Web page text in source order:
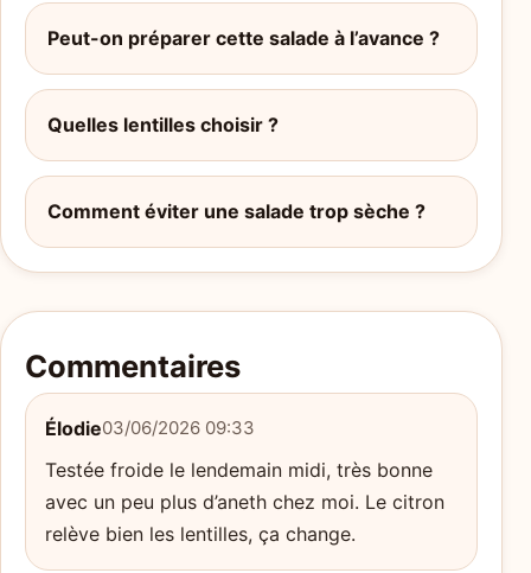
Peut-on préparer cette salade à l’avance ?
Quelles lentilles choisir ?
Comment éviter une salade trop sèche ?
Commentaires
Élodie03/06/2026 09:33
Testée froide le lendemain midi, très bonne
avec un peu plus d’aneth chez moi. Le citron
relève bien les lentilles, ça change.